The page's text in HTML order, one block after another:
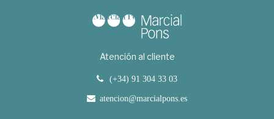
Atención al cliente
(+34) 91 304 33 03
atencion@marcialpons.es